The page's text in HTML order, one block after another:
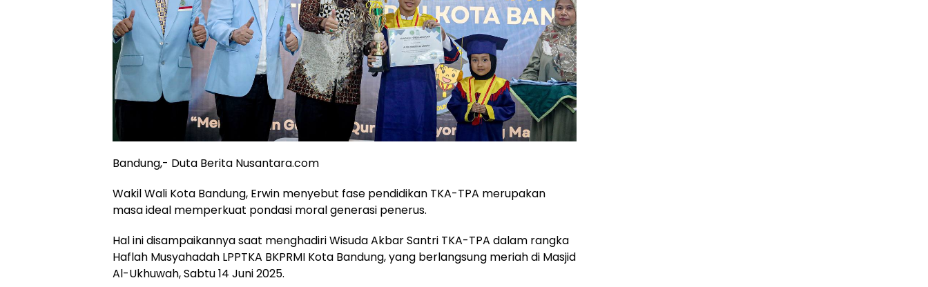
Bandung,- Duta Berita Nusantara.com
Wakil Wali Kota Bandung, Erwin menyebut fase pendidikan TKA-TPA merupakan
masa ideal memperkuat pondasi moral generasi penerus.
Hal ini disampaikannya saat menghadiri Wisuda Akbar Santri TKA-TPA dalam rangka
Haflah Musyahadah LPPTKA BKPRMI Kota Bandung, yang berlangsung meriah di Masjid
Al-Ukhuwah, Sabtu 14 Juni 2025.